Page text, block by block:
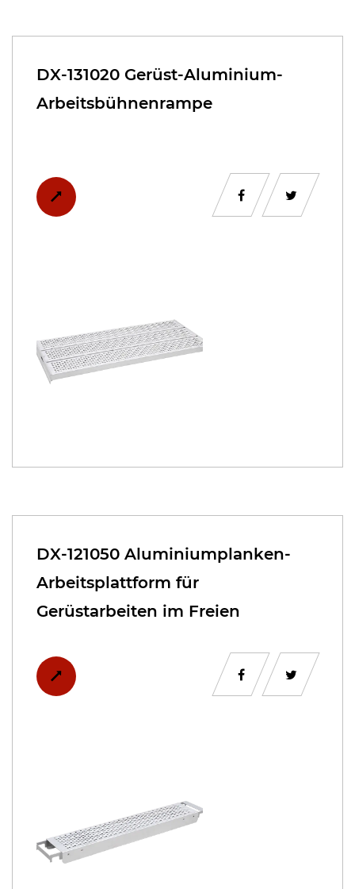
DX-131020 Gerüst-Aluminium-
Arbeitsbühnenrampe
DX-121050 Aluminiumplanken-
Arbeitsplattform für
Gerüstarbeiten im Freien